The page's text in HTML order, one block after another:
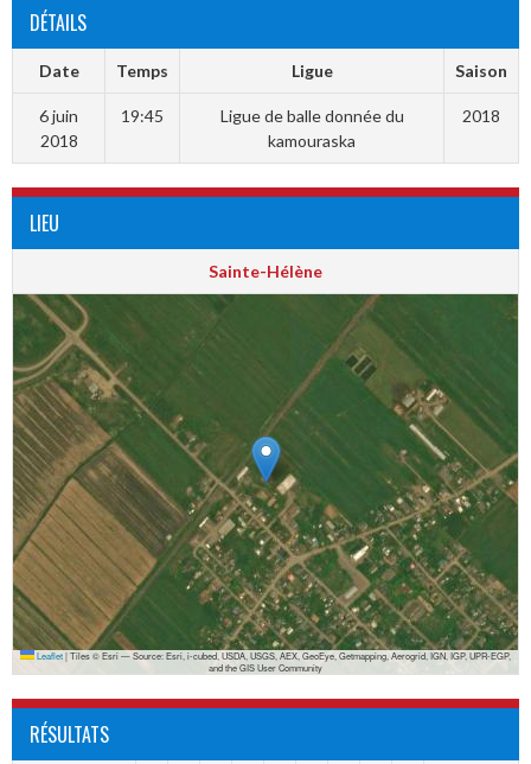
DÉTAILS
Date Temps Ligue Saison
6 juin
2018
19:45
Ligue de balle donnée du
kamouraska
2018
LIEU
Sainte-Hélène
Leaflet|Tiles © Esri — Source: Esri, i-cubed, USDA, USGS, AEX, GeoEye, Getmapping, Aerogrid, IGN, IGP, UPR-EGP,
and the GIS User Community
RÉSULTATS